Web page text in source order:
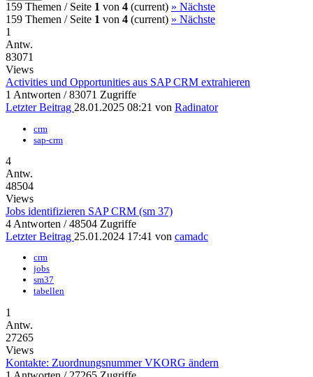
159 Themen / Seite 1 von 4 (current) » Nächste
159 Themen / Seite 1 von 4 (current) » Nächste
1
Antw.
83071
Views
Activities und Opportunities aus SAP CRM extrahieren
1 Antworten / 83071 Zugriffe
Letzter Beitrag 28.01.2025 08:21 von Radinator
crm
sap-crm
4
Antw.
48504
Views
Jobs identifizieren SAP CRM (sm 37)
4 Antworten / 48504 Zugriffe
Letzter Beitrag 25.01.2024 17:41 von camadc
crm
jobs
sm37
tabellen
1
Antw.
27265
Views
Kontakte: Zuordnungsnummer VKORG ändern